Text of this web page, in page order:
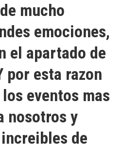
mucho
emociones,
el apartado de
por esta razon
eventos mas
nosotros y
de